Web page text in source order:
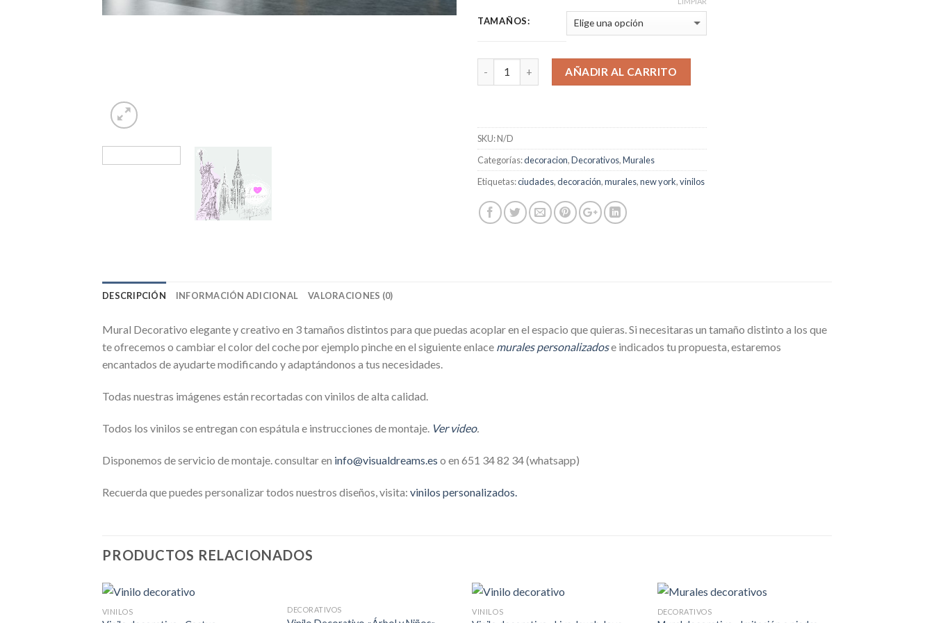
TAMAÑOS:
AÑADIR AL CARRITO
SKU:N/D
Categorías:decoracion,Decorativos,Murales
Etiquetas:ciudades,decoración,murales,new york,vinilos
DESCRIPCIÓN INFORMACIÓN ADICIONAL VALORACIONES (0)
Mural Decorativo elegante y creativo en 3 tamaños distintos para que puedas acoplar en el espacio que quieras. Si necesitaras un tamaño distinto a los que
te ofrecemos o cambiar el color del coche por ejemplo pinche en el siguiente enlace murales personalizadose indicados tu propuesta, estaremos
encantados de ayudarte modificando y adaptándonos a tus necesidades.
Todas nuestras imágenes están recortadas con vinilos de alta calidad.
Todos los vinilos se entregan con espátula e instrucciones de montaje. Ver video.
Disponemos de servicio de montaje. consultar en info@visualdreams.es o en 651 34 82 34 (whatsapp)
Recuerda que puedes personalizar todos nuestros diseños, visita: vinilos personalizados.
PRODUCTOS RELACIONADOS
VINILOS DECORATIVOS VINILOS
Añadir
DECORATIVOS